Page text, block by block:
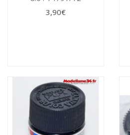
3,90€